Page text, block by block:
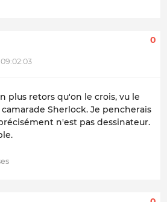
0
plus retors qu'on le crois, vu le
Sherlock. Je pencherais
n'est pas dessinateur.